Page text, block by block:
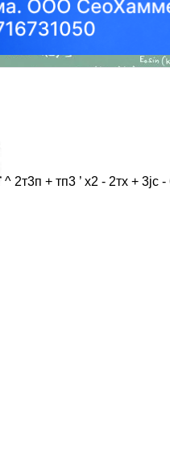
^ 2т3п + тп3 ’ х2 - 2тх + 3jc -